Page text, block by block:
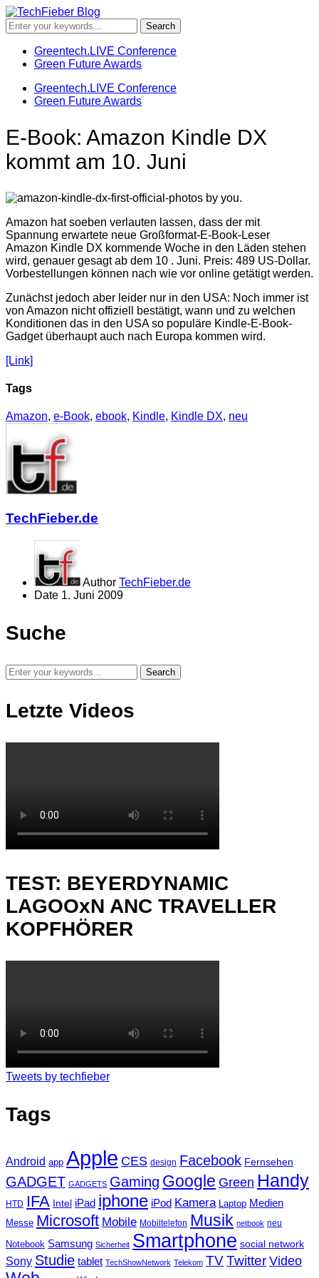
Greentech.LIVE Conference
Green Future Awards
Greentech.LIVE Conference
Green Future Awards
E-Book: Amazon Kindle DX
kommt am 10. Juni
Amazon hat soeben verlauten lassen, dass der mit
Spannung erwartete neue Großformat-E-Book-Leser
Amazon Kindle DX kommende Woche in den Läden stehen
wird, genauer gesagt ab dem 10 . Juni. Preis: 489 US-Dollar.
Vorbestellungen können nach wie vor online getätigt werden.
Zunächst jedoch aber leider nur in den USA: Noch immer ist
von Amazon nicht offiziell bestätigt, wann und zu welchen
Konditionen das in den USA so populäre Kindle-E-Book-
Gadget überhaupt auch nach Europa kommen wird.
[Link]
Tags
Amazon, e-Book, ebook, Kindle, Kindle DX, neu
TechFieber.de
Author TechFieber.de
Date 1. Juni 2009
Suche
Letzte Videos
TEST: BEYERDYNAMIC
LAGOOxN ANC TRAVELLER
KOPFHÖRER
Tweets by techfieber
Tags
Android app Apple CES design Facebook Fernsehen
GADGET GADGETS Gaming Google Green Handy
HTD IFA Intel iPad iphone iPod Kamera Laptop Medien
Messe Microsoft Mobile Mobiltelefon Musik netbook neu
Notebook Samsung Sicherheit Smartphone social network
Sony Studie tablet TechShowNetwork Telekom TVTwitter Video